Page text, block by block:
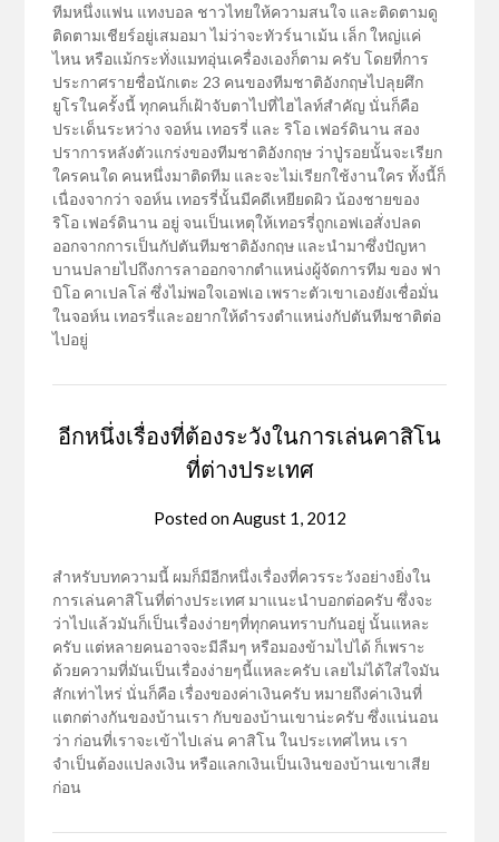
ทีมหนึ่งแฟน แทงบอล ชาวไทยให้ความสนใจ และติดตามดู
ติดตามเชียร์อยู่เสมอมา ไม่ว่าจะทัวร์นาเม้น เล็ก ใหญ่แค่
ไหน หรือแม้กระทั่งแมทอุ่นเครื่องเองก็ตาม ครับ โดยที่การ
ประกาศรายชื่อนักเตะ 23 คนของทีมชาติอังกฤษไปลุยศึก
ยูโรในครั้งนี้ ทุกคนก็เฝ้าจับตาไปที่ไฮไลท์สำคัญ นั่นก็คือ
ประเด็นระหว่าง จอห์น เทอรรี่ และ ริโอ เฟอร์ดินาน สอง
ปราการหลังตัวแกร่งของทีมชาติอังกฤษ ว่าปู่รอยนั้นจะเรียก
ใครคนใด คนหนึ่งมาติดทีม และจะไม่เรียกใช้งานใคร ทั้งนี้ก็
เนื่องจากว่า จอห์น เทอรรี่นั้นมีคดีเหยียดผิว น้องชายของ
ริโอ เฟอร์ดินาน อยู่ จนเป็นเหตุให้เทอรรี่ถูกเอฟเอสั่งปลด
ออกจากการเป็นกัปตันทีมชาติอังกฤษ และนำมาซึ่งปัญหา
บานปลายไปถึงการลาออกจากตำแหน่งผู้จัดการทีม ของ ฟา
บิโอ คาเปลโล่ ซึ่งไม่พอใจเอฟเอ เพราะตัวเขาเองยังเชื่อมั่น
ในจอห์น เทอรรี่และอยากให้ดำรงตำแหน่งกัปตันทีมชาติต่อ
ไปอยู่
อีกหนึ่งเรื่องที่ต้องระวังในการเล่นคาสิโน
ที่ต่างประเทศ
Posted onAugust 1, 2012
สำหรับบทความนี้ ผมก็มีอีกหนึ่งเรื่องที่ควรระวังอย่างยิ่งใน
การเล่นคาสิโนที่ต่างประเทศ มาแนะนำบอกต่อครับ ซึ่งจะ
ว่าไปแล้วมันก็เป็นเรื่องง่ายๆที่ทุกคนทราบกันอยู่ นั้นแหละ
ครับ แต่หลายคนอาจจะมีลืมๆ หรือมองข้ามไปได้ ก็เพราะ
ด้วยความที่มันเป็นเรื่องง่ายๆนี้แหละครับ เลยไม่ได้ใส่ใจมัน
สักเท่าไหร่ นั่นก็คือ เรื่องของค่าเงินครับ หมายถึงค่าเงินที่
แตกต่างกันของบ้านเรา กับของบ้านเขาน่ะครับ ซึ่งแน่นอน
ว่า ก่อนที่เราจะเข้าไปเล่น คาสิโน ในประเทศไหน เรา
จำเป็นต้องแปลงเงิน หรือแลกเงินเป็นเงินของบ้านเขาเสีย
ก่อน